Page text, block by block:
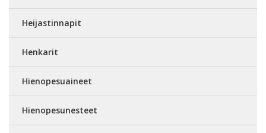
Heijastinnapit
Henkarit
Hienopesuaineet
Hienopesunesteet